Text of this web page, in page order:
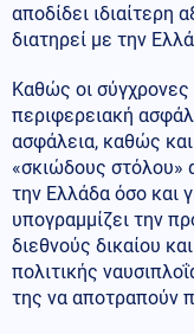
αποδίδει ιδιαίτερη
διατηρεί με την
Καθώς οι σύγχρονες
περιφερειακή
ασφάλεια, καθώς
«σκιώδους στόλου»
την Ελλάδα όσο και
υπογραμμίζει την
διεθνούς δικαίου
πολιτικής
της να αποτραπούν